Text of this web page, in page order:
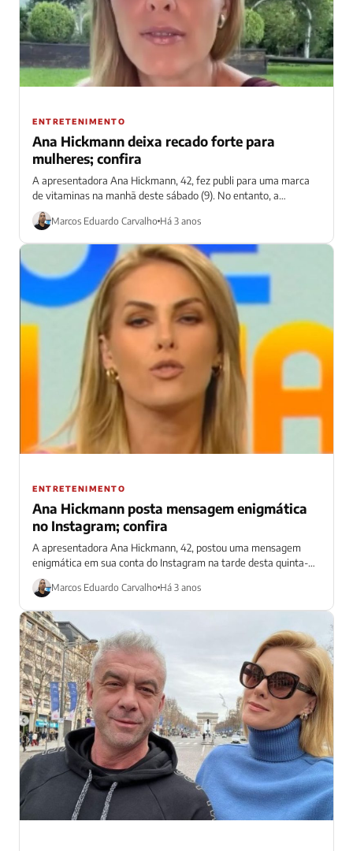
ENTRETENIMENTO
Ana Hickmann deixa recado forte para
mulheres; confira
A apresentadora Ana Hickmann, 42, fez publi para uma marca
de vitaminas na manhã deste sábado (9). No entanto, a
campanha em...
Marcos Eduardo Carvalho Há 3 anos
ENTRETENIMENTO
Ana Hickmann posta mensagem enigmática
no Instagram; confira
A apresentadora Ana Hickmann, 42, postou uma mensagem
enigmática em sua conta do Instagram na tarde desta quinta-
feira (7). Isso porque escreve...
Marcos Eduardo Carvalho Há 3 anos